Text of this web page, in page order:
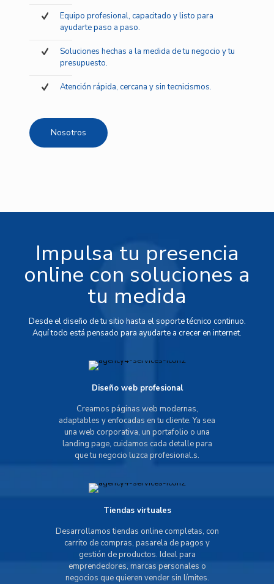
Equipo profesional, capacitado y listo para
ayudarte paso a paso.
Soluciones hechas a la medida de tu negocio y tu
presupuesto.
Atención rápida, cercana y sin tecnicismos.
Nosotros
Impulsa tu presencia
online con soluciones a
tu medida
Desde el diseño de tu sitio hasta el soporte técnico continuo.
Aquí todo está pensado para ayudarte a crecer en internet.
Diseño web profesional
Creamos páginas web modernas,
adaptables y enfocadas en tu cliente. Ya sea
una web corporativa, un portafolio o una
landing page, cuidamos cada detalle para
que tu negocio luzca profesional.s.
Tiendas virtuales
Desarrollamos tiendas online completas, con
carrito de compras, pasarela de pagos y
gestión de productos. Ideal para
emprendedores, marcas personales o
negocios que quieren vender sin límites.